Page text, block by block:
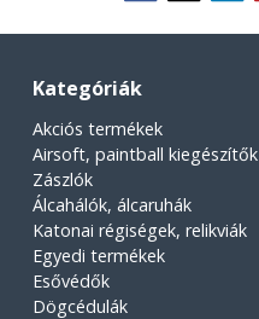
Kategóriák
Akciós termékek
Airsoft, paintball kiegészítők
Zászlók
Álcahálók, álcaruhák
Katonai régiségek, relikviák
Egyedi termékek
Esővédők
Dögcédulák